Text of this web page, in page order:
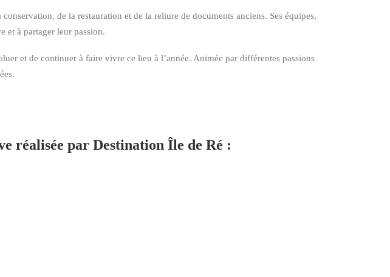
de la restauration et de la reliure de documents anciens. Ses équipes,
et à partager leur passion.
et de continuer à faire vivre ce lieu à l’année. Animée par différentes passions
réalisée par Destination Île de Ré :